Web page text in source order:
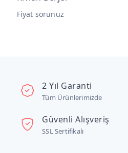
Fiyat sorunuz
2 Yıl Garanti
Tüm Ürünlerimizde
Güvenli Alışveriş
SSL Sertifikalı